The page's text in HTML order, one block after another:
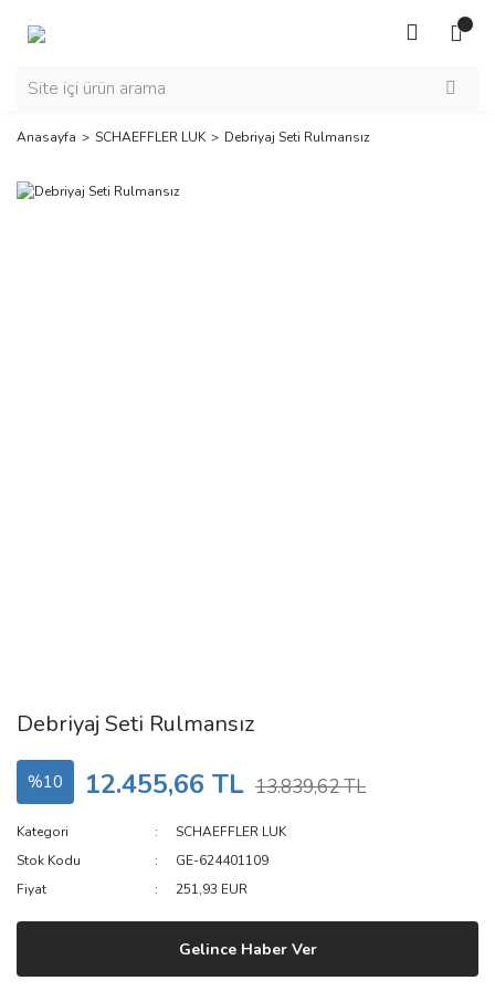
Anasayfa SCHAEFFLER LUK Debriyaj Seti Rulmansız
Debriyaj Seti Rulmansız
%10 12.455,66 TL 13.839,62 TL
Kategori
SCHAEFFLER LUK
Stok Kodu
GE-624401109
Fiyat
251,93 EUR
Gelince Haber Ver